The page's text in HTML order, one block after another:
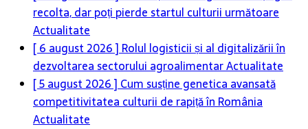
recolta, dar poți pierde startul culturii următoare
Actualitate
[ 6 august 2026 ] Rolul logisticii și al digitalizării în
dezvoltarea sectorului agroalimentarActualitate
[ 5 august 2026 ] Cum susține genetica avansată
competitivitatea culturii de rapiță în România
Actualitate